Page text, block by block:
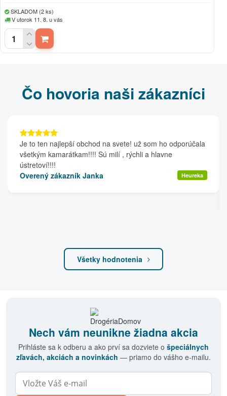
SKLADOM (2 ks)
V utorok 11. 8. u vás
Čo hovoria naši zákazníci
Je to ten najlepší obchod na svete! už som ho odporúčala
všetkým kamarátkam!!!! Sú milí , rýchli a hlavne
ústretoví!!!!
Overený zákazník Janka
Heureka
Všetky hodnotenia
Nech vám neunikne žiadna akcia
Prihláste sa k odberu a ako prví sa dozviete o špeciálnych
zľavách, akciách a novinkách — priamo do vášho e-mailu.